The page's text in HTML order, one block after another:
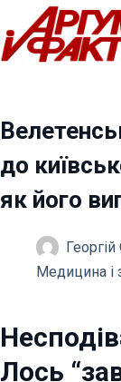
Перейти
до
вмісту
до
як його
Медицина і
Лось